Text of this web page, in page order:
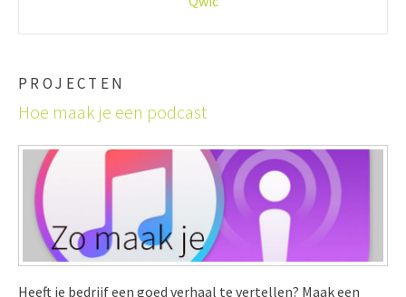
PROJECTEN
Hoe maak je een podcast
Heeft je bedrijf een goed verhaal te vertellen? Maak een